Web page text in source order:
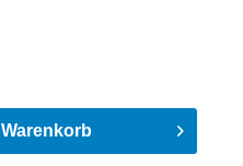
Warenkorb